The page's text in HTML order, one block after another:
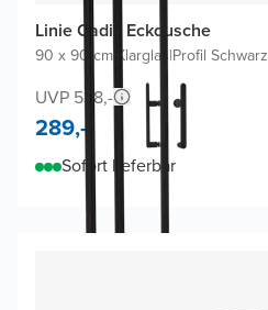
Linie Cadiz Eckdusche
90 x 90 cm Klarglas|Profil Schwarz
UVP 538,-
289,-
Sofort lieferbar